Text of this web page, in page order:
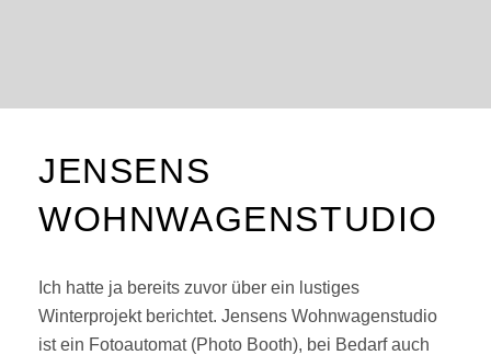
JENSENS
WOHNWAGENSTUDIO
Ich hatte ja bereits zuvor über ein lustiges
Winterprojekt berichtet. Jensens Wohnwagenstudio
ist ein Fotoautomat (Photo Booth), bei Bedarf auch